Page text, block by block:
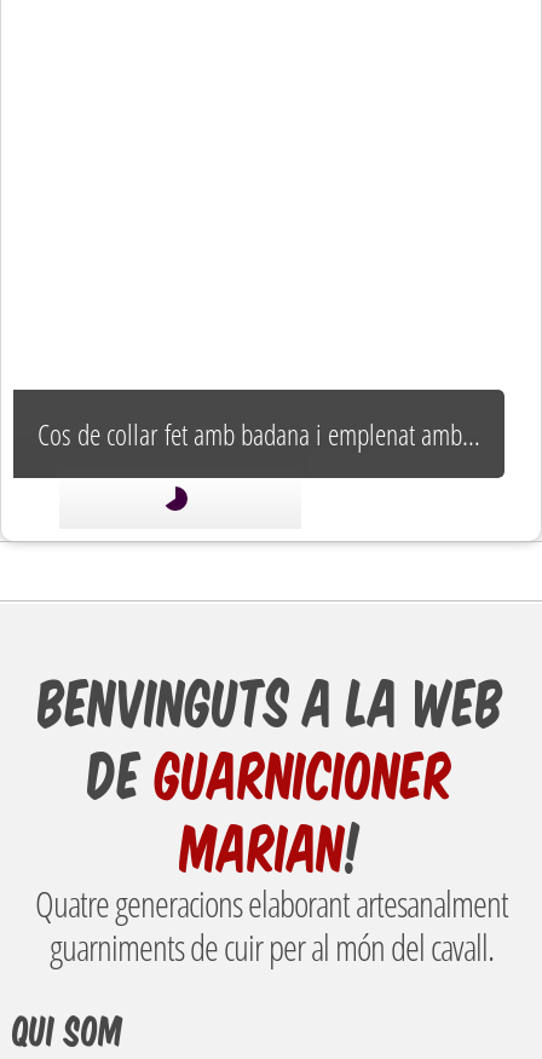
Cos de collar fet amb badana i emplenat amb bova i llana
Benvinguts a la web
deGuarnicioner
Marian!
Quatre generacions elaborant artesanalment
guarniments de cuir per al món del cavall.
QUI SOM